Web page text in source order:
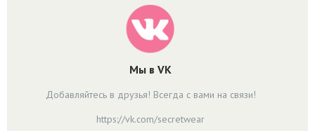
Мы в VK
Добавляйтесь в друзья! Всегда с вами на связи!
https://vk.com/secretwear